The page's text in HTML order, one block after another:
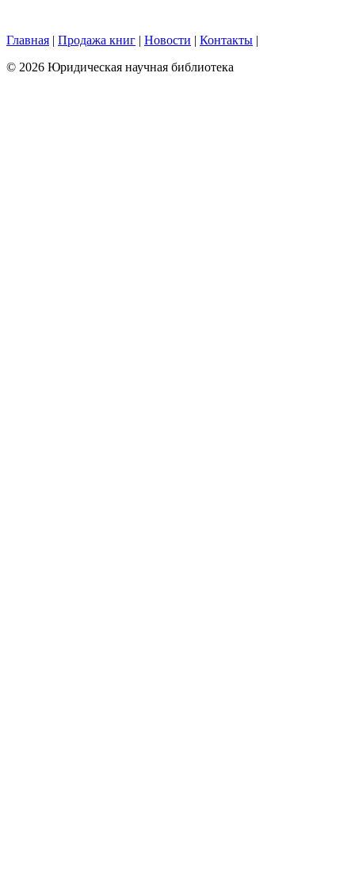
Главная | Продажа книг | Новости | Контакты |
© 2026 Юридическая научная библиотека